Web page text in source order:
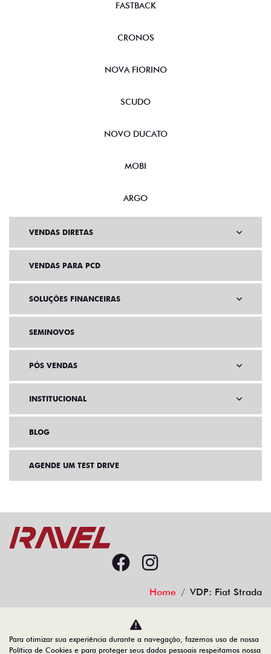
FASTBACK
CRONOS
NOVA FIORINO
SCUDO
NOVO DUCATO
MOBI
ARGO
VENDAS DIRETAS
VENDAS PARA PCD
SOLUÇÕES FINANCEIRAS
SEMINOVOS
PÓS VENDAS
INSTITUCIONAL
BLOG
AGENDE UM TEST DRIVE
Home VDP: Fiat Strada
Desacelere. Seu bem maior é a vida.
Para otimizar sua experiência durante a navegação, fazemos uso de nossa
Política de Cookies e para proteger seus dados pessoais respeitamos nossa